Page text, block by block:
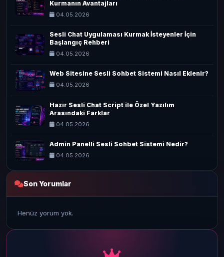
Kurmanın Avantajları
04.05.2026
Sesli Chat Uygulaması Kurmak İsteyenler İçin
Başlangıç Rehberi
04.05.2026
Web Sitesine Sesli Sohbet Sistemi Nasıl Eklenir?
04.05.2026
Hazır Sesli Chat Script ile Özel Yazılım
Arasındaki Farklar
04.05.2026
Admin Panelli Sesli Sohbet Sistemi Nedir?
04.05.2026
Son Yorumlar
Henüz yorum yok.